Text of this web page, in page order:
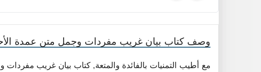
وصف كتاب بيان غريب مفردات وجمل متن عمدة
مع أطيب التمنيات بالفائدة والمتعة, كتاب بيان غريب